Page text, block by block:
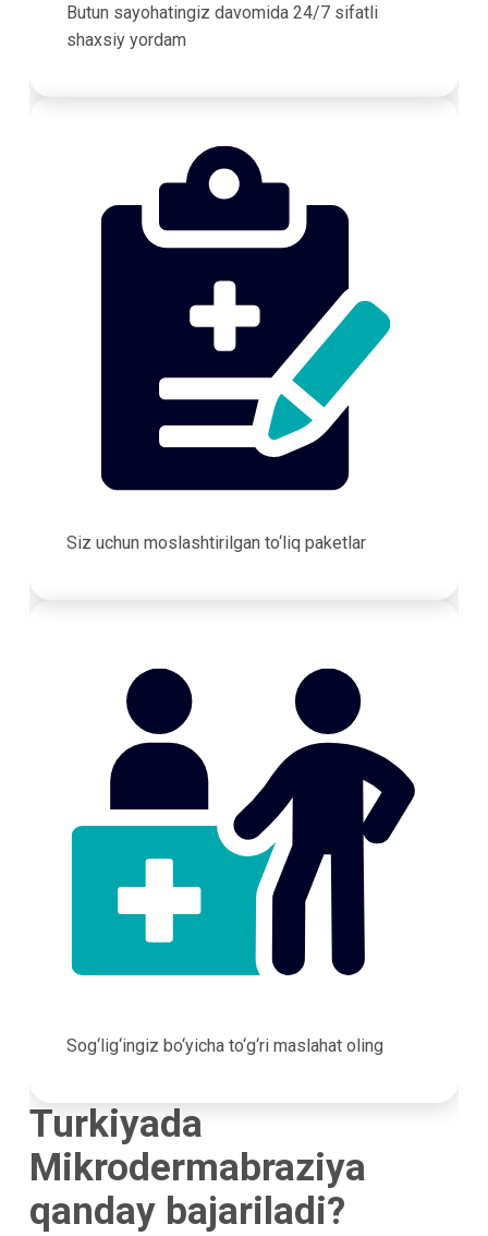
Butun sayohatingiz davomida 24/7 sifatli
shaxsiy yordam
Siz uchun moslashtirilgan to‘liq paketlar
Sog‘lig‘ingiz bo‘yicha to‘g‘ri maslahat oling
Turkiyada
Mikrodermabraziya
qanday bajariladi?